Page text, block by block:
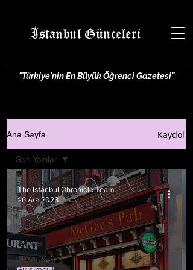
İstanbul Günceleri
"Türkiye'nin En Büyük Öğrenci Gazetesi"
Ana Sayfa Kaydol
Son Yazılar
Gündem
Hayatın
İçinden
Politika
İş Dünyası &
Son Yazılar
The Istanbul Chronicle Team
26 Ara 2023